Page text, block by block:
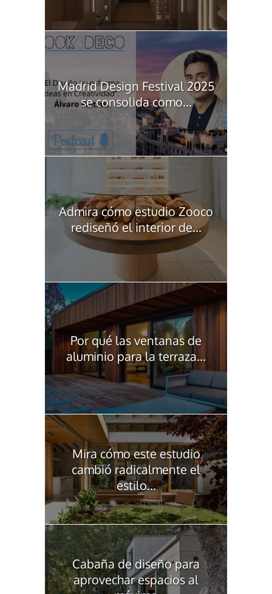
Madrid Design Festival 2025
se consolida como...
Admira cómo estudio Zooco
rediseñó el interior de...
Por qué las ventanas de
aluminio para la terraza...
Mira cómo este estudio
cambió radicalmente el
estilo...
Cabaña de diseño para
aprovechar espacios al